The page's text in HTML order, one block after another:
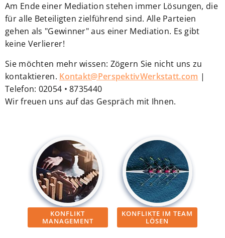
Am Ende einer Mediation stehen immer Lösungen, die
für alle Beteiligten zielführend sind. Alle Parteien
gehen als "Gewinner" aus einer Mediation. Es gibt
keine Verlierer!
Sie möchten mehr wissen: Zögern Sie nicht uns zu
kontaktieren. Kontakt@PerspektivWerkstatt.com |
Telefon: 02054 • 8735440
Wir freuen uns auf das Gespräch mit Ihnen.
KONFLIKT
MANAGEMENT
KONFLIKTE IM TEAM
LÖSEN